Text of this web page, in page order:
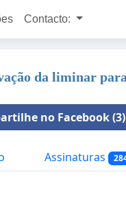
Contacto:
da liminar
no Facebook (3)
Assinaturas